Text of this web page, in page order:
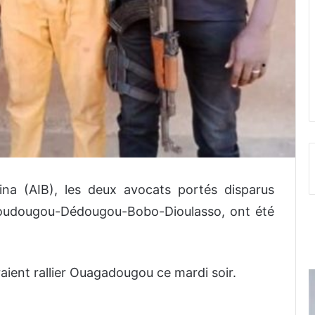
(AIB), les deux avocats portés disparus
Dédougou-Bobo-Dioulasso, ont été
rallier Ouagadougou ce mardi soir.